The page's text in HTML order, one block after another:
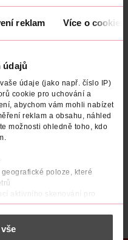
reklam Více o cookies
údajů
údaje (jako např. číslo IP)
cookie pro uchování a
abychom vám mohli nabízet
reklam a obsahu, náhled
možnosti ohledně toho, kdo
poloze, které
aktivního skenování pro
vaše osobní údaje, a nastavte
. Svůj souhlas můžete kdykoliv
SE
čerpat výhody naplno. Zjistit více